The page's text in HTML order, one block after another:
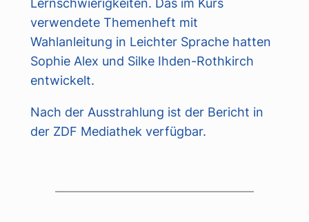
verwendete Themenheft mit
Wahlanleitung in Leichter Sprache hatten
Sophie Alex und Silke Ihden-Rothkirch
entwickelt.
Nach der Ausstrahlung ist der Bericht in
der ZDF Mediathek verfügbar.